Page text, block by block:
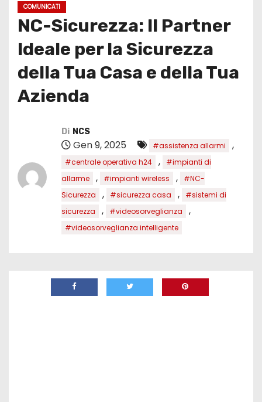
COMUNICATI
NC-Sicurezza: Il Partner
Ideale per la Sicurezza
della Tua Casa e della Tua
Azienda
Di NCS
Gen 9, 2025 #assistenza allarmi ,
#centrale operativa h24 ,
#impianti di
allarme
, #impianti wireless ,
#NC-
Sicurezza
, #sicurezza casa ,
#sistemi di
sicurezza
, #videosorveglianza ,
#videosorveglianza intelligente